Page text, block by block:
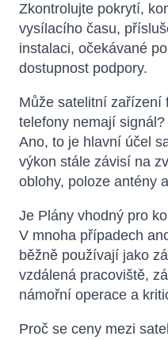
Zkontrolujte pokrytí,
vysílacího času,
instalaci, očekávané
dostupnost podpory.
Může satelitní zařízení
telefony nemají signál?
Ano, to je hlavní účel
výkon stále závisí na
oblohy, poloze antény
Je Plány vhodný pro
V mnoha případech
běžně používají jako
vzdálená pracoviště,
námořní operace a
Proč se ceny mezi